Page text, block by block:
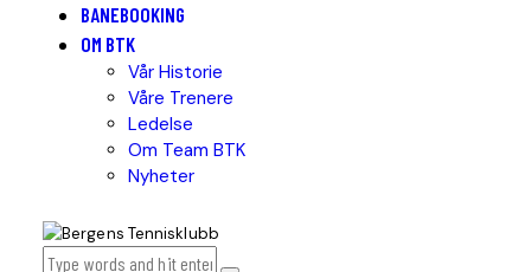
BANEBOOKING
OM BTK
Vår Historie
Våre Trenere
Ledelse
Om Team BTK
Nyheter